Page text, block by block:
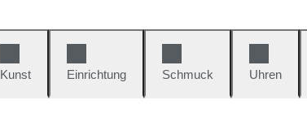
Kunst
Einrichtung Schmuck Uhren